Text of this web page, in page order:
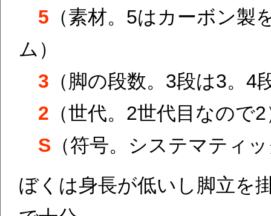
5 （素材。5はカーボン
ム）
3 （脚の段数。3段は3。4
2 （世代。2世代目なので
S （符号。システマティ
ぼくは身長が低いし脚立を